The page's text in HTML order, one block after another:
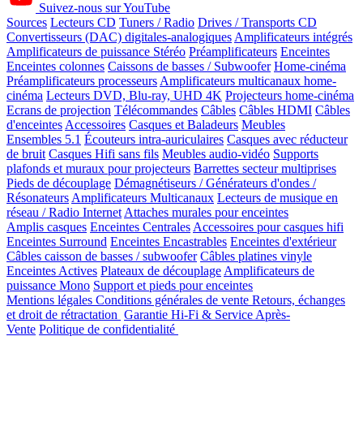
Suivez-nous sur YouTube
Sources Lecteurs CD Tuners / Radio Drives / Transports CD
Convertisseurs (DAC) digitales-analogiques Amplificateurs intégrés
Amplificateurs de puissance Stéréo Préamplificateurs Enceintes
Enceintes colonnes Caissons de basses / Subwoofer Home-cinéma
Préamplificateurs processeurs Amplificateurs multicanaux home-
cinéma Lecteurs DVD, Blu-ray, UHD 4K Projecteurs home-cinéma
Ecrans de projection Télécommandes Câbles Câbles HDMI Câbles
d'enceintes Accessoires Casques et Baladeurs Meubles
Ensembles 5.1 Écouteurs intra-auriculaires Casques avec réducteur
de bruit Casques Hifi sans fils Meubles audio-vidéo Supports
plafonds et muraux pour projecteurs Barrettes secteur multiprises
Pieds de découplage Démagnétiseurs / Générateurs d'ondes /
Résonateurs Amplificateurs Multicanaux Lecteurs de musique en
réseau / Radio Internet Attaches murales pour enceintes
Amplis casques Enceintes Centrales Accessoires pour casques hifi
Enceintes Surround Enceintes Encastrables Enceintes d'extérieur
Câbles caisson de basses / subwoofer Câbles platines vinyle
Enceintes Actives Plateaux de découplage Amplificateurs de
puissance Mono Support et pieds pour enceintes
Mentions légales Conditions générales de vente Retours, échanges
et droit de rétractation Garantie Hi-Fi & Service Après-
Vente Politique de confidentialité